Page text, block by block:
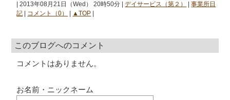
| 2013年08月21日（Wed） 20時50分 |デイサービス（第２） |事業所日
記
コメント（0） ▲TOP
このブログへのコメント
コメントはありません。
お名前・ニックネーム